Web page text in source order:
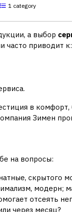
1 category
а выбор
часто приводит к:
в комфорт,
Зимен
на вопросы:
скрытого
модерн;
отсеять
через месяц?